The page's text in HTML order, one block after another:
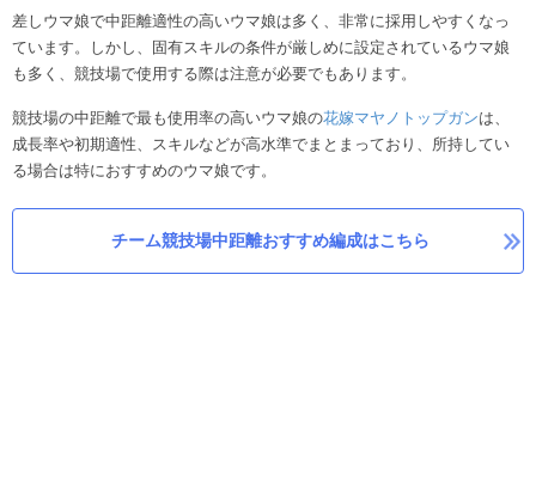
差しウマ娘で中距離適性の高いウマ娘は多く、非常に採用しやすくなっ
ています。しかし、固有スキルの条件が厳しめに設定されているウマ娘
も多く、競技場で使用する際は注意が必要でもあります。
競技場の中距離で最も使用率の高いウマ娘の花嫁マヤノトップガンは、
成長率や初期適性、スキルなどが高水準でまとまっており、所持してい
る場合は特におすすめのウマ娘です。
チーム競技場中距離おすすめ編成はこちら